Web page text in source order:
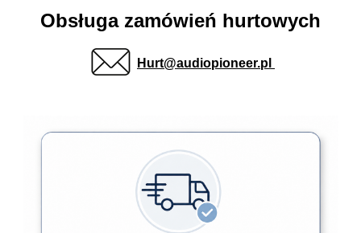
Obsługa zamówień hurtowych
Hurt@audiopioneer.pl